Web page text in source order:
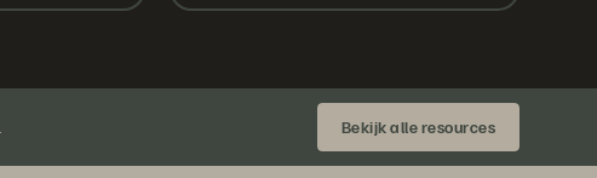
Bekijk alle resources